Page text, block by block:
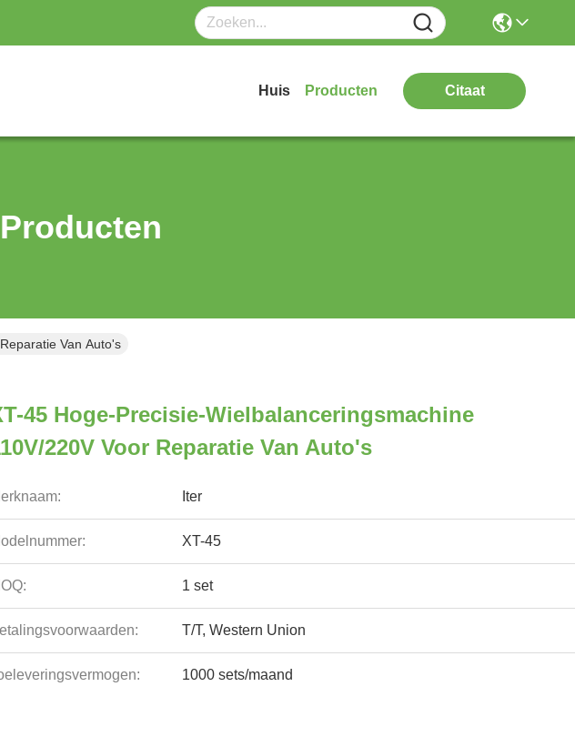
Huis Producten Citaat
Van Auto's
45 Hoge-Precisie-Wielbalanceringsmachine
220V Voor Reparatie Van Auto's
Iter
XT-45
1 set
T/T, Western Union
1000 sets/maand